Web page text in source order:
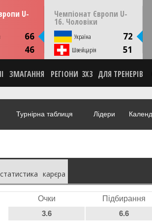
U-
66
46
13:30 Чемпіонат Європи U-
16. Чоловіки
Україна 72
Швейцарія 51
ПʼЯТНИЦЮ 07 серпня 14:30
Скоп'є, Пів. Македонія
НОВИНА
ВІДЕО
ЗМАГАННЯ РЕГІОНИ 3X3 ДЛЯ ТРЕНЕРІВ
Турнірна таблиця Лідери
карєра
Очки Підбирання
3.6 6.6